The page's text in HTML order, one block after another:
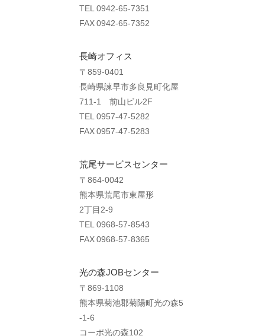
TEL 0942-65-7351
FAX 0942-65-7352
長崎オフィス
〒859-0401
長崎県諫早市多良見町化屋
711-1 前山ビル2F
TEL 0957-47-5282
FAX 0957-47-5283
荒尾サービスセンター
〒864-0042
熊本県荒尾市東屋形
2丁目2-9
TEL 0968-57-8543
FAX 0968-57-8365
光の森JOBセンター
〒869-1108
熊本県菊池郡菊陽町光の森5
-1-6
コーポ光の森102